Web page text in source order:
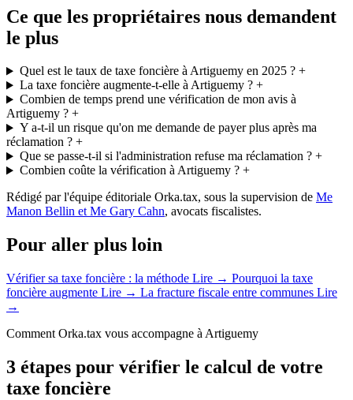
Ce que les propriétaires nous demandent
le plus
Quel est le taux de taxe foncière à Artiguemy en 2025 ?+
La taxe foncière augmente-t-elle à Artiguemy ?+
Combien de temps prend une vérification de mon avis à
Artiguemy ? +
Y a-t-il un risque qu'on me demande de payer plus après ma
réclamation ? +
Que se passe-t-il si l'administration refuse ma réclamation ?+
Combien coûte la vérification à Artiguemy ?+
Rédigé par l'équipe éditoriale Orka.tax, sous la supervision de Me
Manon Bellin et Me Gary Cahn, avocats fiscalistes.
Pour aller plus loin
Vérifier sa taxe foncière : la méthode Lire → Pourquoi la taxe
foncière augmente Lire → La fracture fiscale entre communes Lire
→
Comment Orka.tax vous accompagne à Artiguemy
3 étapes pour vérifier le calcul de votre
taxe foncière